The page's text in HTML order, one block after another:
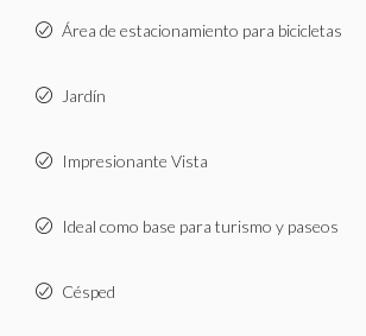
Área de estacionamiento para bicicletas
Jardín
Impresionante Vista
Ideal como base para turismo y paseos
Césped